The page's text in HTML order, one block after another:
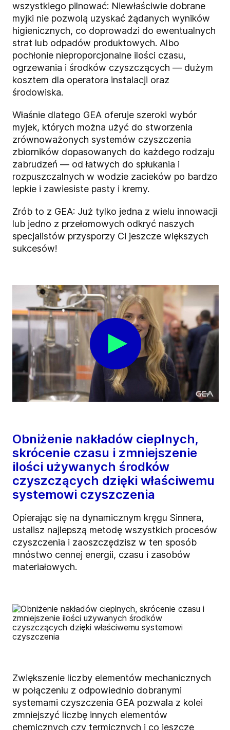
wszystkiego pilnować: Niewłaściwie dobrane
myjki nie pozwolą uzyskać żądanych wyników
higienicznych, co doprowadzi do ewentualnych
strat lub odpadów produktowych. Albo
pochłonie nieproporcjonalne ilości czasu,
ogrzewania i środków czyszczących — dużym
kosztem dla operatora instalacji oraz
środowiska.
Właśnie dlatego GEA oferuje szeroki wybór
myjek, których można użyć do stworzenia
zrównoważonych systemów czyszczenia
zbiorników dopasowanych do każdego rodzaju
zabrudzeń — od łatwych do spłukania i
rozpuszczalnych w wodzie zacieków po bardzo
lepkie i zawiesiste pasty i kremy.
Zrób to z GEA: Już tylko jedna z wielu innowacji
lub jedno z przełomowych odkryć naszych
specjalistów przysporzy Ci jeszcze większych
sukcesów!
Obniżenie nakładów cieplnych,
skrócenie czasu i zmniejszenie
ilości używanych środków
czyszczących dzięki właściwemu
systemowi czyszczenia
Opierając się na dynamicznym kręgu Sinnera,
ustalisz najlepszą metodę wszystkich procesów
czyszczenia i zaoszczędzisz w ten sposób
mnóstwo cennej energii, czasu i zasobów
materiałowych.
Zwiększenie liczby elementów mechanicznych
w połączeniu z odpowiednio dobranymi
systemami czyszczenia GEA pozwala z kolei
zmniejszyć liczbę innych elementów
chemicznych czy termicznych i co jeszcze